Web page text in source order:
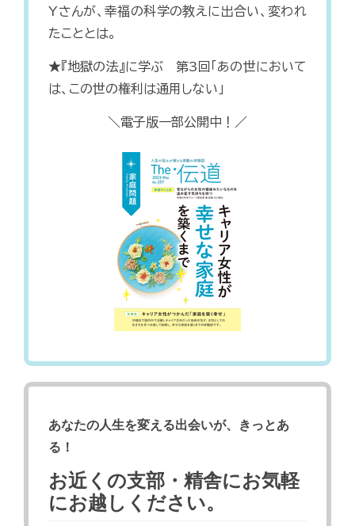
Yさんが、幸福の科学の教えに出合い、変われ
たこととは。
★『地獄の法』に学ぶ 第3回「あの世において
は、この世の権利は通用しない」
＼電子版一部公開中！／
あなたの人生を変える出会いが、きっとあ
る！
お近くの支部・精舎にお気軽
にお越しください。